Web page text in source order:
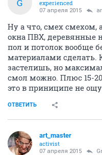
G experienced
07 апреля 2015
Ну а что, смех смехом,
окна ПВХ, деревянные
пол и потолок вообще
материалами сделать.
застелишь, но
смол можно. Плюс 15-
это в приниципе не
ОТВЕТИТЬ
art_master
activist
07 апреля 2015